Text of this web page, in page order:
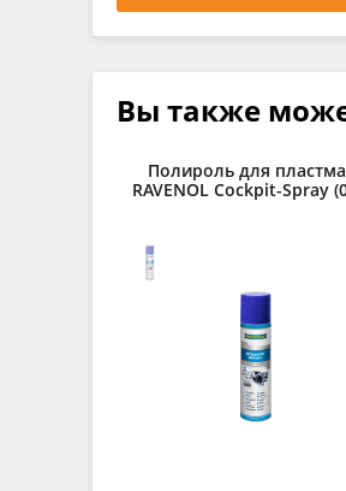
Вы также
Полироль для
RAVENOL Cockpit-Spray